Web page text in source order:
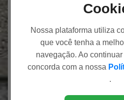
Nossa plataforma utiliza
que você tenha a
navegação. Ao
concorda com a nossa
.